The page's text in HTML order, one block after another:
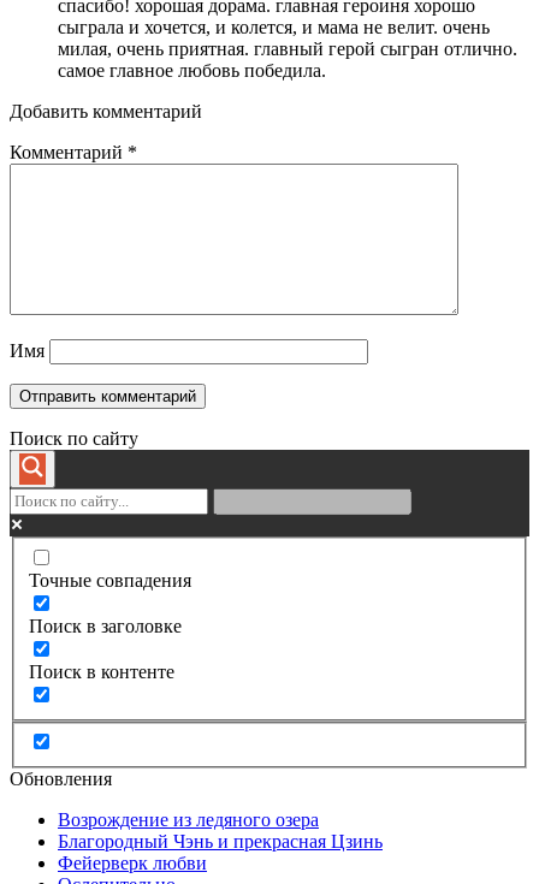
спасибо! хорошая дорама. главная героиня хорошо
сыграла и хочется, и колется, и мама не велит. очень
милая, очень приятная. главный герой сыгран отлично.
самое главное любовь победила.
Добавить комментарий
Комментарий *
Имя
Поиск по сайту
Точные совпадения
Поиск в заголовке
Поиск в контенте
Обновления
Возрождение из ледяного озера
Благородный Чэнь и прекрасная Цзинь
Фейерверк любви